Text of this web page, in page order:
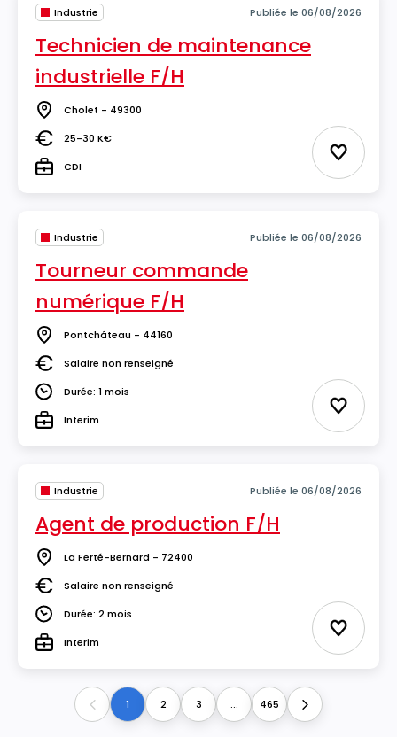
Industrie Publiée le 06/08/2026
Technicien de maintenance
industrielle F/H
Lieu Cholet - 49300
Salaire25-30 K€
TypeCDI Ajouter
Industrie Publiée le 06/08/2026
Tourneur commande
numérique F/H
Lieu Pontchâteau - 44160
SalaireSalaire non renseigné
DuréeDurée: 1 mois
TypeInterim Ajouter
Industrie Publiée le 06/08/2026
Agent de production F/H
Lieu La Ferté-Bernard - 72400
SalaireSalaire non renseigné
DuréeDurée: 2 mois
TypeInterim Ajouter
Previous1 2 3 ... 465 Next